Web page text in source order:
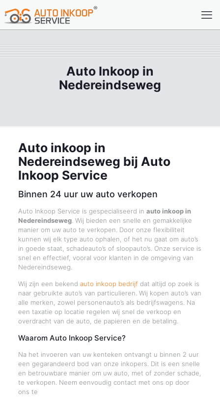
Auto Inkoop in
Nedereindseweg
Auto inkoop in
Nedereindseweg bij Auto
Inkoop Service
Binnen 24 uur uw auto verkopen
Auto Inkoop Service is gespecialiseerd in auto inkoop in
Nedereindseweg. Wij bieden een snelle en gemakkelijke
manier om uw auto te verkopen. Door onze flexibiliteit
kunnen wij elk type auto ophalen, of het nu gaat om auto’s
in goede staat, schadeauto’s of sloopauto’s. Onze service is
snel en effectief, vooral voor klanten in de omgeving van
Nedereindseweg.
Wij zijn een bekend auto inkoop bedrijfdat altijd op zoek is
naar gebruikte auto’s van particulieren. Wij kopen auto’s van
alle merken, zowel personenauto’s als bedrijfswagens. Na
een taxatie op locatie regelen wij snel de verkoop en
overdracht van de auto, de papieren en de betaling.
Waarom Auto Inkoop Service?
Na het invoeren van uw kenteken ontvangt u binnen 2 uur
een gegarandeerd bod van onze inkopers. Dit is een snelle
en betrouwbare manier om uw auto, met of zonder schade,
te verkopen. Neem eenvoudig contact met ons op door
ons te